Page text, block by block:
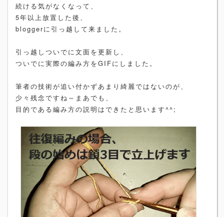
続ける気がなくなって、
5年以上放置した後、
bloggerに引っ越して来ました。
引っ越しついでに文面を更新し、
ついでに実際の編み方をGIFにしました。
筆者の技術が追い付かずあまり綺麗ではないのが、
少々残念ですね～まあでも、
目的である編み方の説明はできたと思います^^;